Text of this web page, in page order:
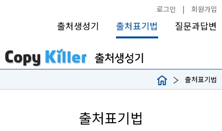
로그인 | 회원가입
출처생성기 출처표기법 질문과답변
출처표기법
출처표기법